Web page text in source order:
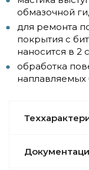
обмазочной
для ремонта
покрытия с
наносится в 2
обработка
наплавляемых